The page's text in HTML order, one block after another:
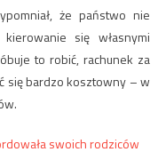
że państwo nie
się własnymi
to robić, rachunek za
się bardzo kosztowny – w
swoich rodziców